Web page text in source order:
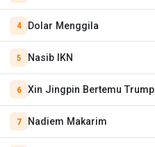
Dolar Menggila
Nasib IKN
Xin Jingpin Bertemu Trump
Nadiem Makarim